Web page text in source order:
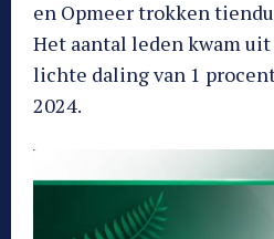
en Opmeer trokken
Het aantal leden kwam uit
lichte daling van 1
2024.